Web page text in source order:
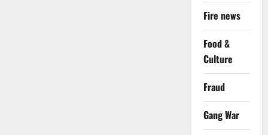
Fire news
Food &
Culture
Fraud
Gang War